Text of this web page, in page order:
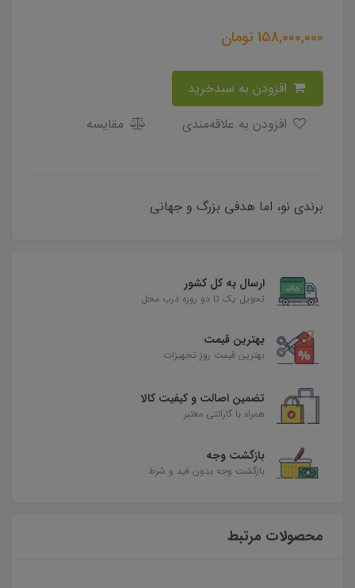
158,000,000 تومان
مقایسه
برندی نو، اما هدفی بزرگ و جهانی
ارسال به کل کشور
تحویل یک تا دو روزه درب محل
بهترین قیمت
بهترین قیمت روز تجهیزات
تضمین اصالت و کیفیت کالا
همراه با گارانتی معتبر
بازگشت وجه
بازگشت وجه بدون قید و شرط
محصولات مرتبط